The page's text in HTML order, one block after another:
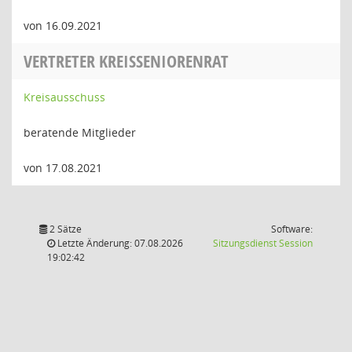
von 16.09.2021
VERTRETER KREISSENIORENRAT
Kreisausschuss
beratende Mitglieder
von 17.08.2021
2 Sätze
Letzte Änderung: 07.08.2026
19:02:42
Software:
SitzungsdienstSession(Wird in